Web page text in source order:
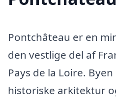
Pontchâteau er en
den vestlige del af
Pays de la Loire.
historiske arkitektur